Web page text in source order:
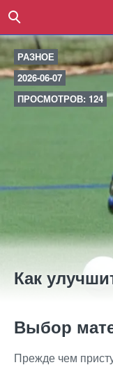
РАЗНОЕ
2026-06-07
ПРОСМОТРОВ: 124
Как
Выбор
Прежде чем